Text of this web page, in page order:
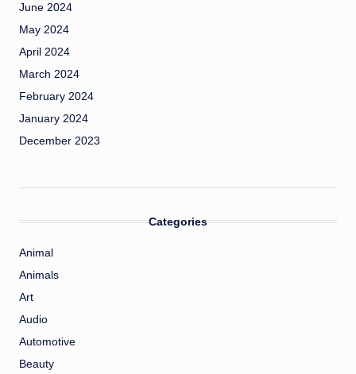
June 2024
May 2024
April 2024
March 2024
February 2024
January 2024
December 2023
Categories
Animal
Animals
Art
Audio
Automotive
Beauty